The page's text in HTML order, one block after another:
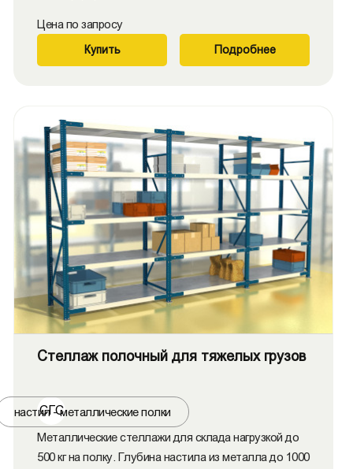
Цена по запросу
Купить Подробнее
Стеллаж полочный для тяжелых грузов
СГС
настил - металлические полки
Металлические стеллажи для склада нагрузкой до
500 кг на полку. Глубина настила из металла до 1000